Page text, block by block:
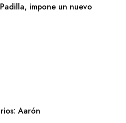
impone un nuevo
Aarón